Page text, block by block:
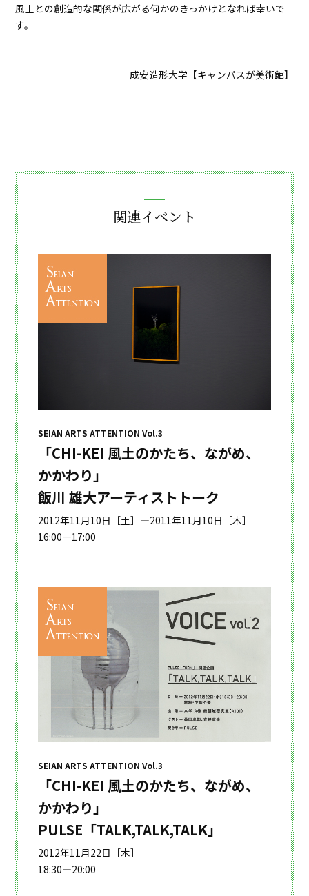
風土との創造的な関係が広がる何かのきっかけとなれば幸いで
す。
成安造形大学【キャンパスが美術館】
関連イベント
SEIAN ARTS ATTENTION Vol.3
「CHI-KEI 風土のかたち、ながめ、
かかわり」
飯川 雄大アーティストトーク
2012年11月10日［土］—2011年11月10日［木］
16:00—17:00
SEIAN ARTS ATTENTION Vol.3
「CHI-KEI 風土のかたち、ながめ、
かかわり」
PULSE「TALK,TALK,TALK」
2012年11月22日［木］
18:30—20:00